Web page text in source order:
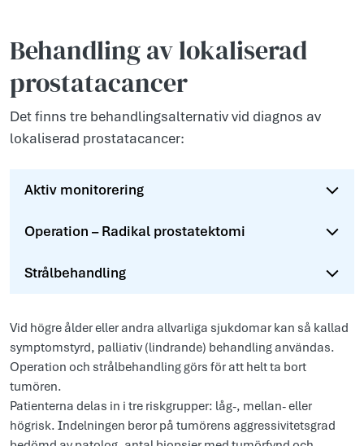
Behandling av lokaliserad
prostatacancer
Det finns tre behandlingsalternativ vid diagnos av
lokaliserad prostatacancer:
Aktiv monitorering
Operation – Radikal prostatektomi
Strålbehandling
Vid högre ålder eller andra allvarliga sjukdomar kan så kallad
symptomstyrd, palliativ (lindrande) behandling användas.
Operation och strålbehandling görs för att helt ta bort
tumören.
Patienterna delas in i tre riskgrupper: låg-, mellan- eller
högrisk. Indelningen beror på tumörens aggressivitetsgrad